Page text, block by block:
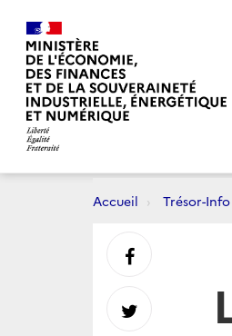
Accueil Trésor-Info
Partager
sur
Partager